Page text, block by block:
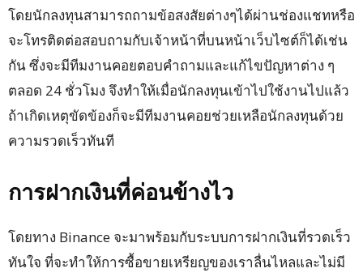
โดยนักลงทุนสามารถถามข้อสงสัยต่างๆได้ผ่านช่องแชทหรือ
จะโทรติดต่อสอบถามกับเจ้าหน้าที่บนหน้าเว็บไซต์ก็ได้เช่น
กัน ซึ่งจะมีทีมงานคอยตอบคำถามและแก้ไขปัญหาต่าง ๆ
ตลอด 24 ชั่วโมง จึงทำให้เมื่อนักลงทุนเข้าไปใช้งานไปแล้ว
ถ้าเกิดเหตุขัดข้องก็จะมีทีมงานคอยช่วยเหลือนักลงทุนด้วย
ความรวดเร็วทันที
การฝากเงินที่ค่อนข้างไว
โดยทาง Binance จะมาพร้อมกับระบบการฝากเงินที่รวดเร็ว
ทันใจ ที่จะทำให้การซื้อขายเหรียญของเราลื่นไหลและไม่มี